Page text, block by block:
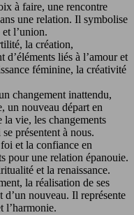
à faire, une rencontre
une relation. Il symbolise
l’union.
la création,
d’éléments liés à l’amour et
féminine, la créativité
changement inattendu,
un nouveau départ en
la vie, les changements
présentent à nous.
et la confiance en
pour une relation épanouie.
et la renaissance.
la réalisation de ses
nouveau. Il représente
l’harmonie.